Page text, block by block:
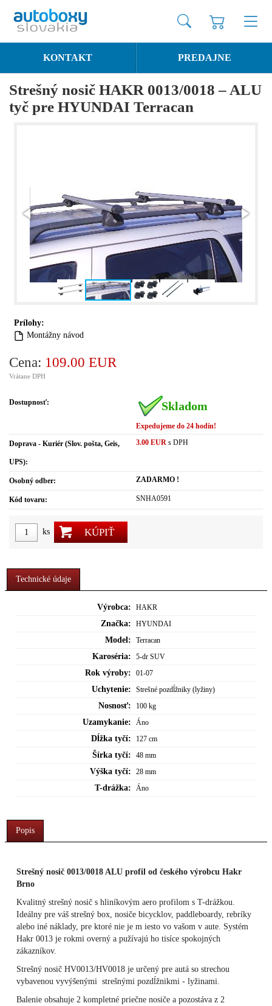
KONTAKT PREDAJNE
Strešný nosič HAKR 0013/0018 – ALU
tyč pre HYUNDAI Terracan
Prílohy:
Montážny návod
Cena: 109.00 EUR
Vrátane DPH
Dostupnosť: Skladom
Expedujeme do 24 hodín!
Doprava - Kuriér (Slov. pošta, Geis,
UPS):
3.00 EUR s DPH
Osobný odber: ZADARMO !
Kód tovaru: SNHA0591
ks KÚPIŤ
Technické údaje
Výrobca: HAKR
Značka: HYUNDAI
Model: Terracan
Karoséria: 5-dr SUV
Rok výroby: 01-07
Uchytenie: Strešné pozdĺžniky (lyžiny)
Nosnosť: 100 kg
Uzamykanie: Áno
Dĺžka tyčí: 127 cm
Šírka tyčí: 48 mm
Výška tyčí: 28 mm
T-drážka: Áno
Popis
Strešný nosič0013/0018 ALU profilod českého výrobcu Hakr
Brno
Kvalitný strešný nosič s hliníkovým aero profilom s T-drážkou.
Ideálny pre váš strešný box, nosiče bicycklov, paddleboardy, rebríky
alebo iné náklady, pre ktoré nie je m iesto vo vašom v aute. Systém
Hakr 0013 je rokmi overný a pužívajú ho tisíce spokojných
zákazníkov.
Strešný nosič HV0013/HV0018 je určený pre autá so strechou
vybavenou vyvýšenými strešnými pozdĺžnikmi - lyžinami.
Balenie obsahuje 2 kompletné priečne nosiče a pozostáva z 2